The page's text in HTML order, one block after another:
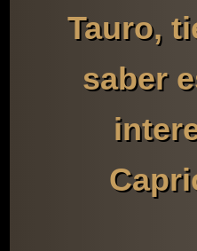
Tauro,
saber